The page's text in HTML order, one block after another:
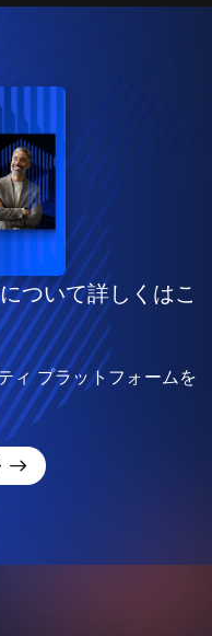
ついて詳しくはこ
ィ プラットフォームを